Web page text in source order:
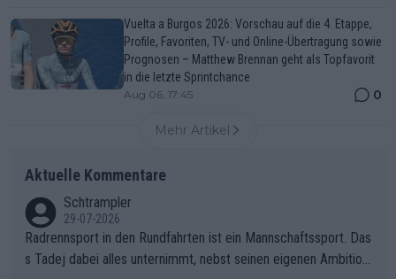
Vuelta a Burgos 2026: Vorschau auf die 4. Etappe,
Profile, Favoriten, TV- und Online-Übertragung sowie
Prognosen – Matthew Brennan geht als Topfavorit
in die letzte Sprintchance
Aug 06, 17:45 0
Mehr Artikel
Aktuelle Kommentare
Schtrampler
29-07-2026
Radrennsport in den Rundfahrten ist ein Mannschaftssport. Das
s Tadej dabei alles unternimmt, nebst seinen eigenen Ambition